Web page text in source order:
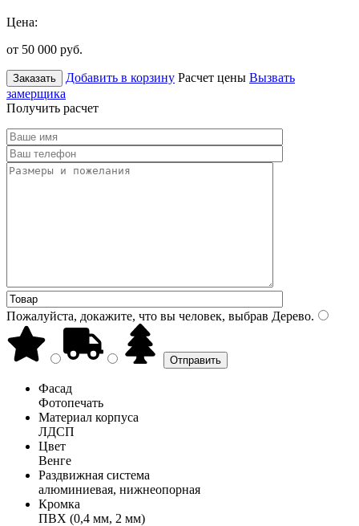
Цена:
от 50 000 руб.
Заказать Добавить в корзину Расчет цены Вызвать
замерщика
Получить расчет
Пожалуйста, докажите, что вы человек, выбрав Дерево.
Фасад
Фотопечать
Материал корпуса
ЛДСП
Цвет
Венге
Раздвижная система
алюминиевая, нижнеопорная
Кромка
ПВХ (0,4 мм, 2 мм)